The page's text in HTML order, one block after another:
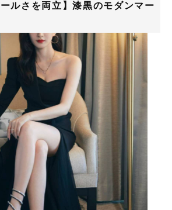
ルさを両立】漆黒のモダンマー